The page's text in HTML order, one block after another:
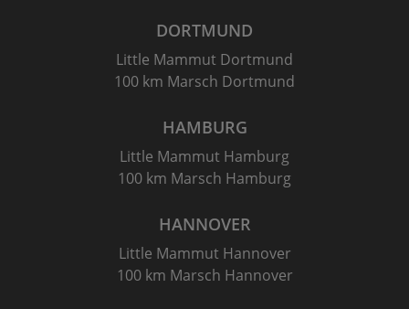
DORTMUND
Little Mammut Dortmund
100 km Marsch Dortmund
HAMBURG
Little Mammut Hamburg
100 km Marsch Hamburg
HANNOVER
Little Mammut Hannover
100 km Marsch Hannover